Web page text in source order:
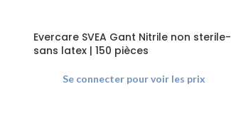
Evercare SVEA Gant Nitrile non sterile-
sans latex | 150 pièces
Se connecter pour voir les prix